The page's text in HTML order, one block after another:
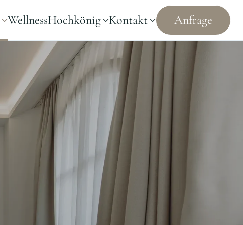
WellnessHochkönig Kontakt Anfrage